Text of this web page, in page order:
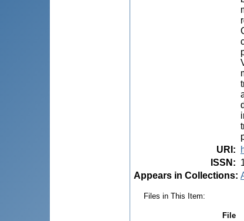
URI :
ISSN :
Appears in Collections:
Files in This Item:
File